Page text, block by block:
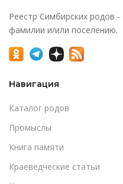
Реестр Симбирских родов -
фамилии и/или поселению.
Навигация
Каталог родов
Промыслы
Книга памяти
Краеведческие статьи